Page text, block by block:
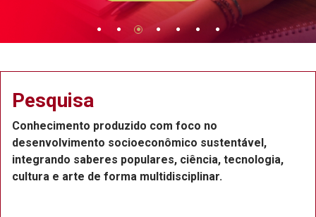
produzido com foco no
socioeconômico sustentável,
populares, ciência, tecnologia,
de forma multidisciplinar.
Recife,